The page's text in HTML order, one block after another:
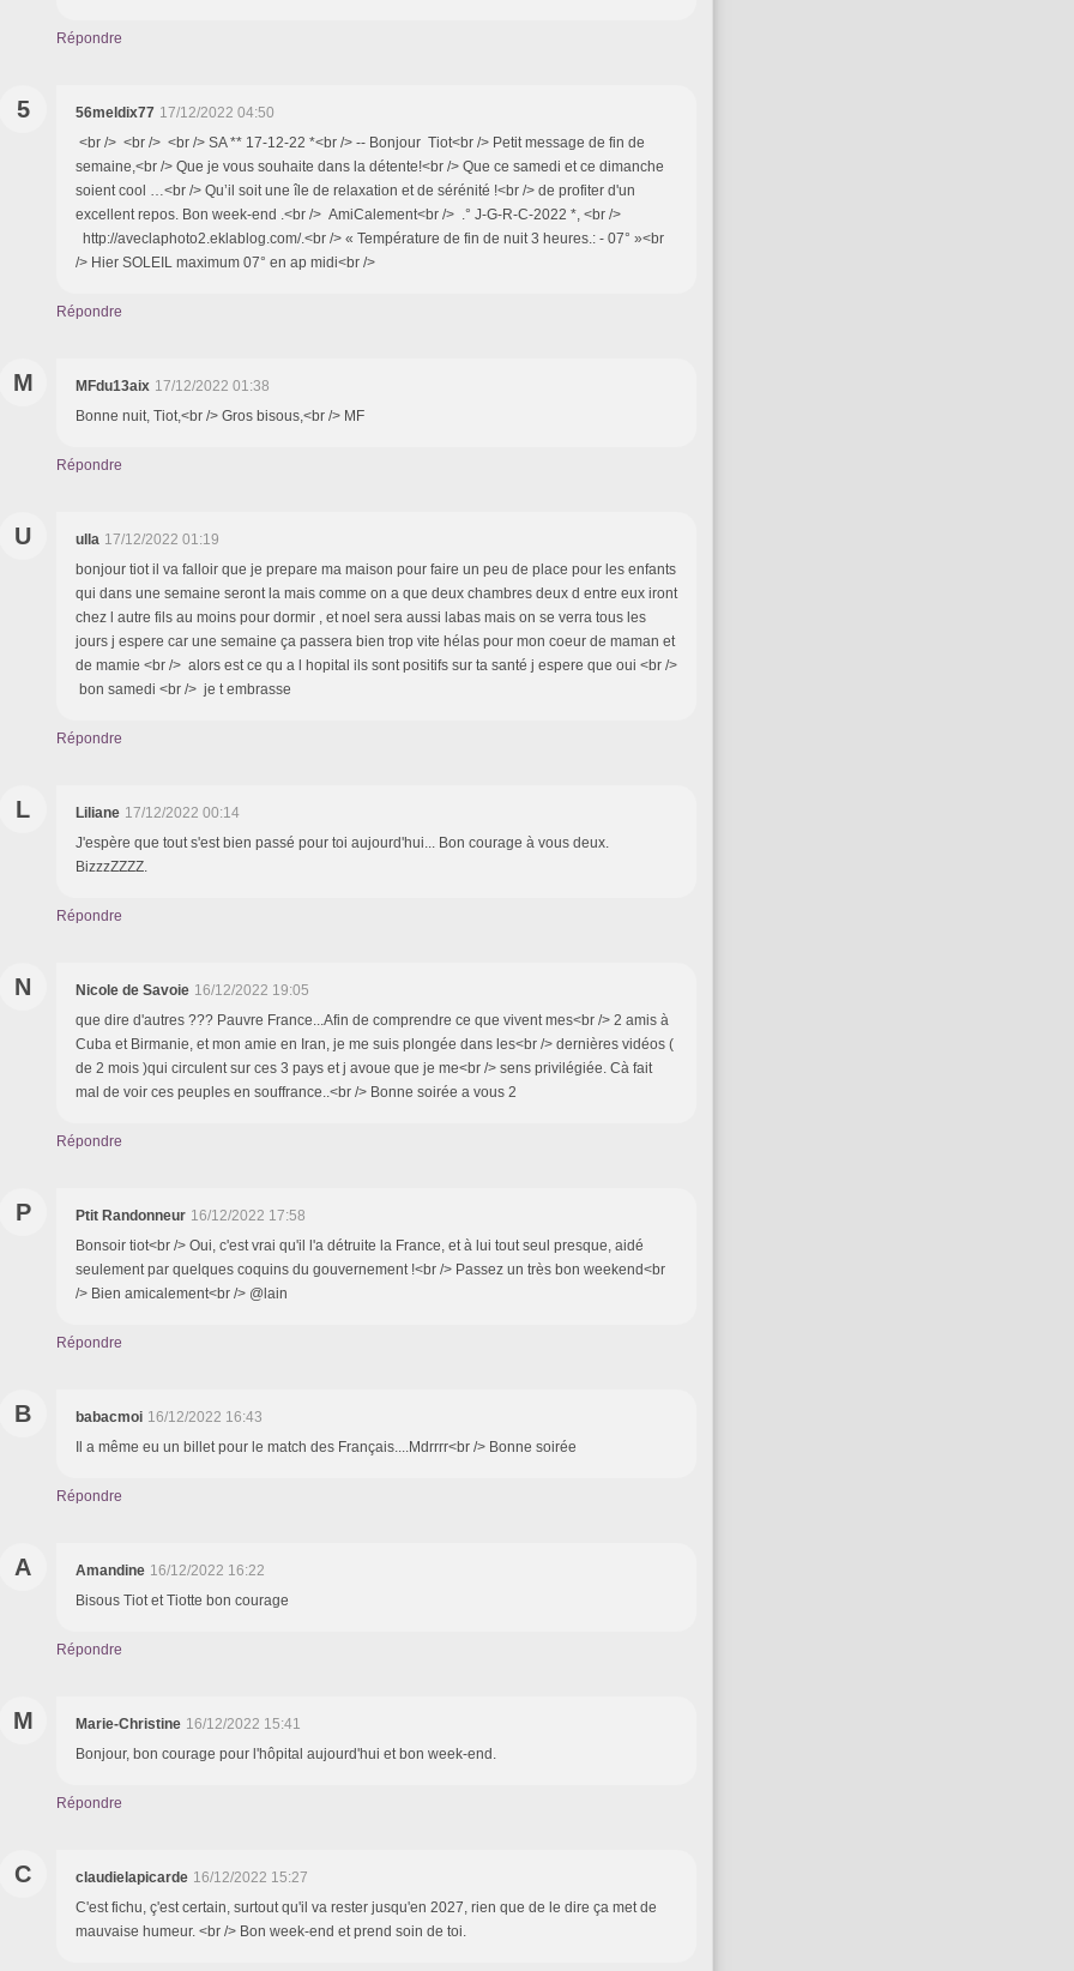
Répondre
5 56meldix77 17/12/2022 04:50
<br /> <br /> <br /> SA ** 17-12-22 *<br /> -- Bonjour Tiot<br /> Petit message de fin de
semaine,<br /> Que je vous souhaite dans la détente!<br /> Que ce samedi et ce dimanche
soient cool …<br /> Qu’il soit une île de relaxation et de sérénité !<br /> de profiter d'un
excellent repos. Bon week-end .<br /> AmiCalement<br /> .° J-G-R-C-2022 *, <br />
http://aveclaphoto2.eklablog.com/.<br /> « Température de fin de nuit 3 heures.: - 07° »<br
/> Hier SOLEIL maximum 07° en ap midi<br />
Répondre
M MFdu13aix 17/12/2022 01:38
Bonne nuit, Tiot,<br /> Gros bisous,<br /> MF
Répondre
U ulla 17/12/2022 01:19
bonjour tiot il va falloir que je prepare ma maison pour faire un peu de place pour les enfants
qui dans une semaine seront la mais comme on a que deux chambres deux d entre eux iront
chez l autre fils au moins pour dormir , et noel sera aussi labas mais on se verra tous les
jours j espere car une semaine ça passera bien trop vite hélas pour mon coeur de maman et
de mamie <br /> alors est ce qu a l hopital ils sont positifs sur ta santé j espere que oui <br />
bon samedi <br /> je t embrasse
Répondre
L Liliane 17/12/2022 00:14
J'espère que tout s'est bien passé pour toi aujourd'hui... Bon courage à vous deux.
BizzzZZZZ.
Répondre
N Nicole de Savoie 16/12/2022 19:05
que dire d'autres ??? Pauvre France...Afin de comprendre ce que vivent mes<br /> 2 amis à
Cuba et Birmanie, et mon amie en Iran, je me suis plongée dans les<br /> dernières vidéos (
de 2 mois )qui circulent sur ces 3 pays et j avoue que je me<br /> sens privilégiée. Cà fait
mal de voir ces peuples en souffrance..<br /> Bonne soirée a vous 2
Répondre
P Ptit Randonneur 16/12/2022 17:58
Bonsoir tiot<br /> Oui, c'est vrai qu'il l'a détruite la France, et à lui tout seul presque, aidé
seulement par quelques coquins du gouvernement !<br /> Passez un très bon weekend<br
/> Bien amicalement<br /> @lain
Répondre
B babacmoi 16/12/2022 16:43
Il a même eu un billet pour le match des Français....Mdrrrr<br /> Bonne soirée
Répondre
A Amandine 16/12/2022 16:22
Bisous Tiot et Tiotte bon courage
Répondre
M Marie-Christine 16/12/2022 15:41
Bonjour, bon courage pour l'hôpital aujourd'hui et bon week-end.
Répondre
C claudielapicarde 16/12/2022 15:27
C'est fichu, ç'est certain, surtout qu'il va rester jusqu'en 2027, rien que de le dire ça met de
mauvaise humeur. <br /> Bon week-end et prend soin de toi.